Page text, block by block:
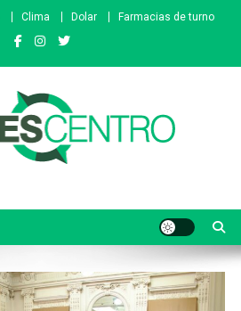
Clima Dolar Farmacias de turno